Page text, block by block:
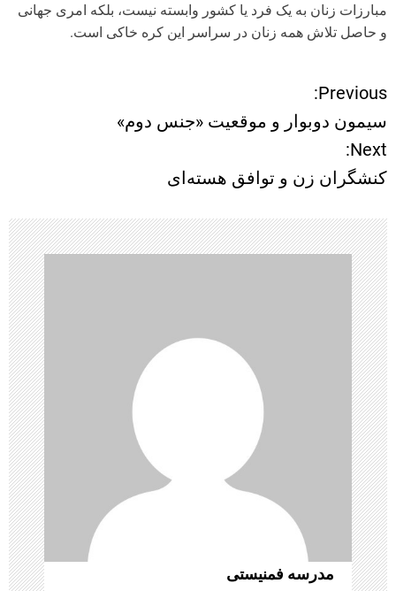
مبارزات زنان به یک فرد یا کشور وابسته نیست، بلکه امری جهانی
و حاصل تلاش همه زنان در سراسر این کره خاکی است.
ر
ا
ه
ب
ر
ی
ن
و
ش
ت
ه‌
ه
Previous:
سیمون دوبوار و موقعیت «جنس دوم»
Next:
کنشگران زن و توافق هسته‌ای
مدرسه فمنیستی